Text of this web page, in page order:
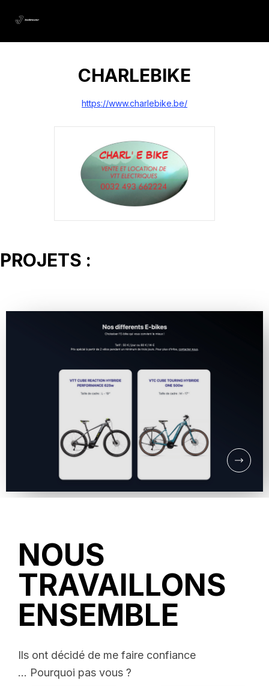
CHARLEBIKE
https://www.charlebike.be/
PROJETS :
CHARLEBIKE
NOUS
TRAVAILLONS
ENSEMBLE
Ils ont décidé de me faire confiance
... Pourquoi pas vous ?